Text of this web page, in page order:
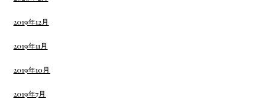
2019年12月
2019年11月
2019年10月
2019年7月